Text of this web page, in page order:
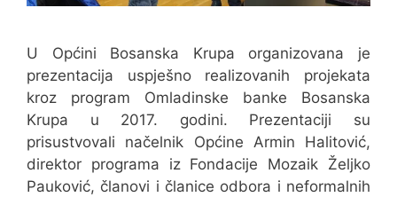
U Općini Bosanska Krupa organizovana je
prezentacija uspješno realizovanih projekata
kroz program Omladinske banke Bosanska
Krupa u 2017. godini. Prezentaciji su
prisustvovali načelnik Općine Armin Halitović,
direktor programa iz Fondacije Mozaik Željko
Pauković, članovi i članice odbora i neformalnih